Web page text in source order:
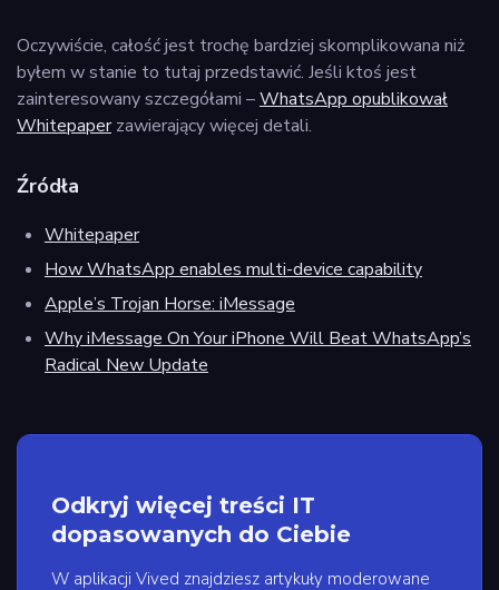
Oczywiście, całość jest trochę bardziej skomplikowana niż
byłem w stanie to tutaj przedstawić. Jeśli ktoś jest
zainteresowany szczegółami –WhatsApp opublikował
Whitepaperzawierający więcej detali.
Źródła
Whitepaper
How WhatsApp enables multi-device capability
Apple’s Trojan Horse: iMessage
Why iMessage On Your iPhone Will Beat WhatsApp’s
Radical New Update
Odkryj więcej treści IT
dopasowanych do Ciebie
W aplikacji Vived znajdziesz artykuły moderowane